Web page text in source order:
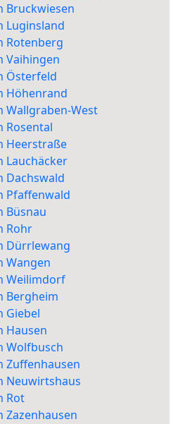
Bruckwiesen
Luginsland
Rotenberg
Vaihingen
Österfeld
Höhenrand
Wallgraben-West
Rosental
Heerstraße
Lauchäcker
Dachswald
Pfaffenwald
Büsnau
Rohr
Dürrlewang
Wangen
Weilimdorf
Bergheim
Giebel
Hausen
Wolfbusch
Zuffenhausen
Neuwirtshaus
Rot
Zazenhausen